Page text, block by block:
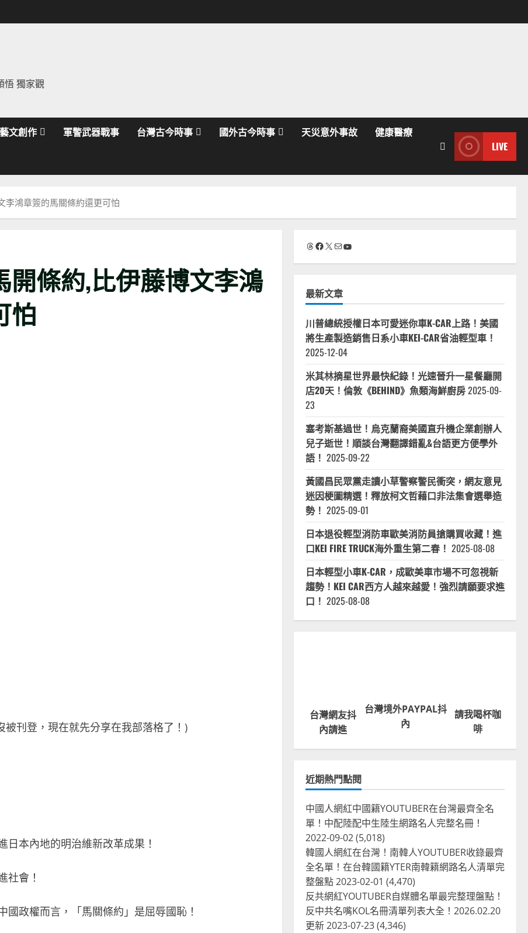
悟 獨家觀
文創作 軍警武器戰事 台灣古今時事 國外古今時事 天災意外事故 健康醫療
LIVE
李鴻章簽的馬關條約還更可怕
條約,比伊藤博文李鴻
怕
被刊登，現在就先分享在我部落格了！)
本內地的明治維新改革成果！
社會！
政權而言，「馬關條約」是屈辱國恥！
Threads
Facebook
X 電子郵件YouTube
最新文章
川普總統授權日本可愛迷你車K-CAR上路！美國
將生產製造銷售日系小車KEI-CAR省油輕型車！
2025-12-04
米其林摘星世界最快紀錄！光速晉升一星餐廳開
店20天！倫敦《BEHIND》魚類海鮮廚房2025-09-
23
塞考斯基過世！烏克蘭裔美國直升機企業創辦人
兒子逝世！順談台灣翻譯錯亂&台語更方便學外
語！ 2025-09-22
黃國昌民眾黨走讀小草警察警民衝突，網友意見
迷因梗圖精選！釋放柯文哲藉口非法集會選舉造
勢！ 2025-09-01
日本退役輕型消防車歐美消防員搶購買收藏！進
口KEI FIRE TRUCK海外重生第二春！ 2025-08-08
日本輕型小車K-CAR，成歐美車市場不可忽視新
趨勢！KEI CAR西方人越來越愛！強烈請願要求進
口！ 2025-08-08
台灣網友抖
內請進
台灣境外PAYPAL抖
內
請我喝杯咖
啡
近期熱門點閱
中國人網紅中國籍YOUTUBER在台灣最齊全名
單！中配陸配中生陸生網路名人完整名冊！
2022-09-02(5,018)
韓國人網紅在台灣！南韓人YOUTUBER收錄最齊
全名單！在台韓國籍YTER南韓籍網路名人清單完
整盤點2023-02-01 (4,470)
反共網紅YOUTUBER自媒體名單最完整理盤點！
反中共名嘴KOL名冊清單列表大全！2026.02.20
更新2023-07-23(4,346)